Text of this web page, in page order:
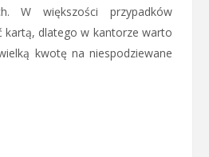
W większości przypadków
kartą, dlatego w kantorze warto
kwotę na niespodziewane